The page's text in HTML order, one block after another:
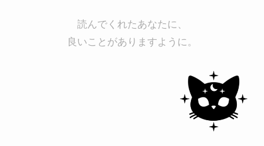
読んでくれたあなたに、
良いことがありますように。